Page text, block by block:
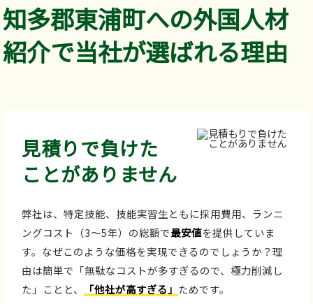
知多郡東浦町への外国人材
紹介で当社が選ばれる理由
見積りで負けた
ことがありません
弊社は、特定技能、技能実習生ともに採用費用、ランニ
ングコスト（3～5年）の総額で最安値を提供していま
す。なぜこのような価格を実現できるのでしょうか？理
由は簡単で「無駄なコストが多すぎるので、極力削減し
た」ことと、
「他社が高すぎる」 ためです。